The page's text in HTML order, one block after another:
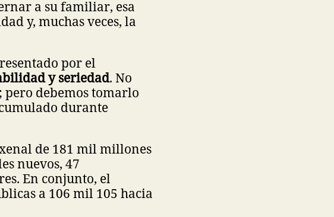
a su familiar, esa
y, muchas veces, la
por el
y seriedad. No
debemos tomarlo
durante
de 181 mil millones
nuevos, 47
En conjunto, el
a 106 mil 105 hacia